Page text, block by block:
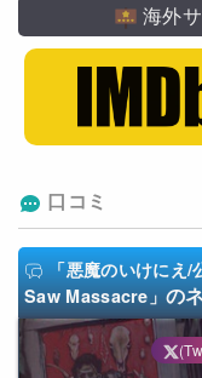
海外
口コミ
「悪魔のいけにえ
Saw Massacre」の